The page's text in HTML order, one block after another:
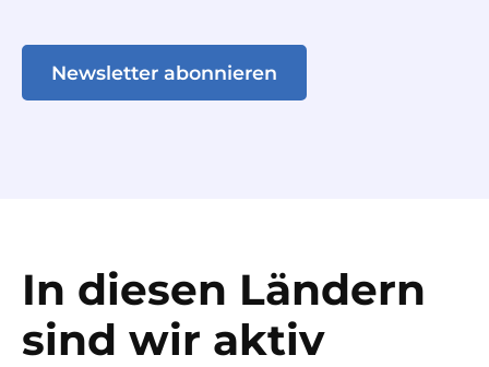
Newsletter abonnieren
In diesen Ländern
sind wir aktiv